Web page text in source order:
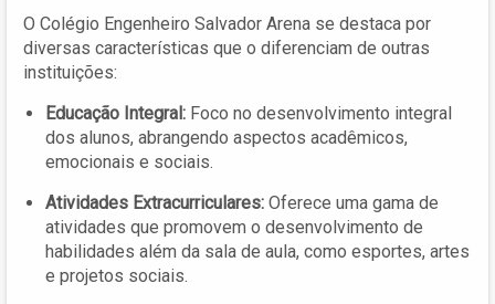
O Colégio Engenheiro Salvador Arena se destaca por
diversas características que o diferenciam de outras
instituições:
Educação Integral: Foco no desenvolvimento integral
dos alunos, abrangendo aspectos acadêmicos,
emocionais e sociais.
Atividades Extracurriculares: Oferece uma gama de
atividades que promovem o desenvolvimento de
habilidades além da sala de aula, como esportes, artes
e projetos sociais.